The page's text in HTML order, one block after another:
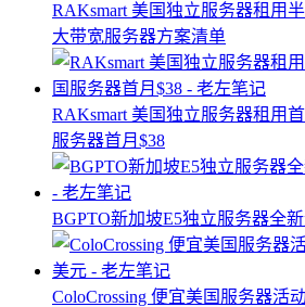
RAKsmart 美国独立服务器租用
大带宽服务器方案清单
RAKsmart 美国独立服务器租用
服务器首月$38
BGPTO新加坡E5独立服务器全
ColoCrossing 便宜美国服务器活